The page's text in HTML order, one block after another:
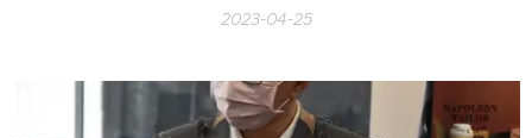
2023-04-25